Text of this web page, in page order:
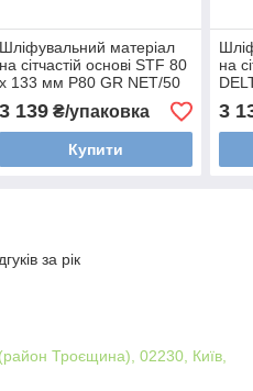
Шліфувальний матеріал
на сітчастій основі STF 80
x 133 мм P80 GR NET/50
3 139₴/упаковка
Купити
на
3
за рік
Троєщина), 02230, Київ,